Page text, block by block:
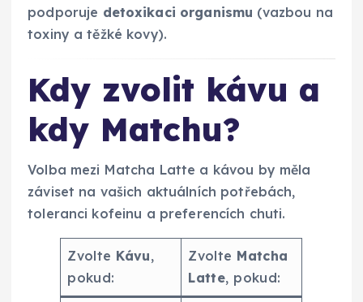
podporuje detoxikaci organismu (vazbou na
toxiny a těžké kovy).
Kdy zvolit kávu a
kdy Matchu?
Volba mezi Matcha Latte a kávou by měla
záviset na vašich aktuálních potřebách,
toleranci kofeinu a preferencích chuti.
Zvolte Kávu,
pokud:
Zvolte Matcha
Latte, pokud: